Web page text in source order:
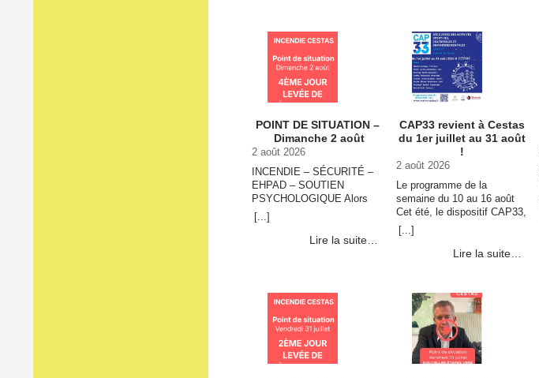
lecture de QUALITÉ DE
L’AIR – POINT DE
SITUATION – Mardi 4 Août
SITUATION – Lundi 3 août
POINT DE SITUATION –
Dimanche 2 août
2 août 2026
INCENDIE – SÉCURITÉ –
EHPAD – SOUTIEN
PSYCHOLOGIQUE Alors
que le retour des habitants
de Cestas se poursuit, voici
l’un des derniers points
POINT DE SITUATION –
Dimanche 2 août →
[...]
Lire la suite…
CAP33 revient à Cestas
du 1er juillet au 31 août
!
2 août 2026
Le programme de la
semaine du 10 au 16 août
Cet été, le dispositif CAP33,
proposé par le Département
de la Gironde fait son grand
retour à Cestas du 1er …
1er juillet au 31 août ! →
[...]
Lire la suite…